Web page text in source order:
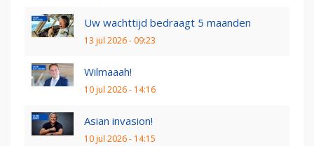
Uw wachttijd bedraagt 5 maanden
13 jul 2026 - 09:23
Wilmaaah!
10 jul 2026 - 14:16
Asian invasion!
10 jul 2026 - 14:15